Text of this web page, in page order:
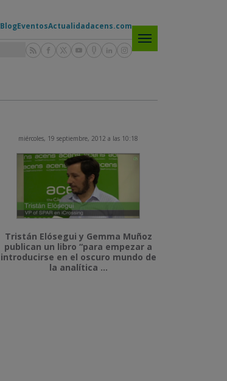
BlogEventosActualidadacens.com
miércoles, 19 septiembre, 2012 a las 10:18
Tristán Elósegui y Gemma Muñoz
publican un libro “para empezar a
introducirse en el oscuro mundo de
la analítica ...